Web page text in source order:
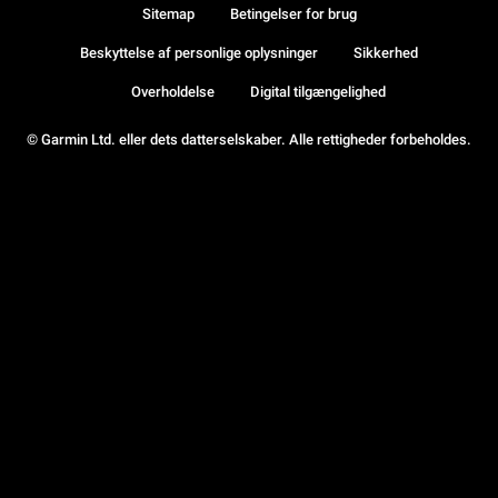
© Garmin Ltd. eller dets datterselskaber. Alle rettigheder forbeholdes.
Sitemap Betingelser for brug
Beskyttelse af personlige oplysninger Sikkerhed
Overholdelse Digital tilgængelighed